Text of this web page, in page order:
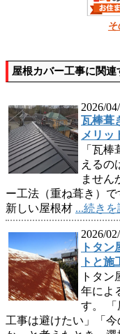
屋根カバー工事に関
2026/
瓦棒葺
メリッ
「瓦
えるの
ません
ー工法（重ね葺き）
新しい屋根材 ...続きを
2026/
トタ
トと
トタ
年によ
す。 「
工事は避けたい」「